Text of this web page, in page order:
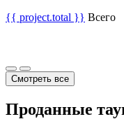
{{ project.total }} Всего
Смотреть все
Проданные